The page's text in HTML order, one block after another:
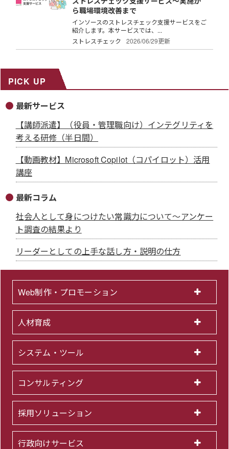
ら職場環境改善まで
インソースのストレスチェック支援サービスをご
紹介します。本サービスでは、...
ストレスチェック
2026/06/29更新
PICK UP
最新サービス
【講師派遣】（役員・管理職向け）インテグリティを
考える研修（半日間）
【動画教材】Microsoft Copilot（コパイロット）活用
講座
最新コラム
社会人として身につけたい常識力について～アンケー
ト調査の結果より
リーダーとしての上手な話し方・説明の仕方
Web制作・プロモーション
人材育成
システム・ツール
コンサルティング
採用ソリューション
行政向けサービス